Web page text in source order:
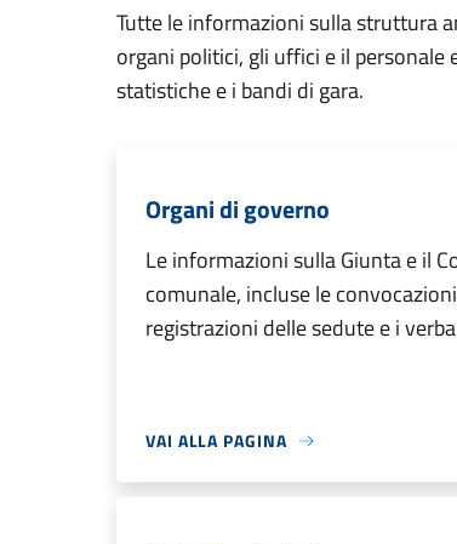
Tutte le informazioni sulla struttura
organi politici, gli uffici e il
statistiche e i bandi di gara.
Organi di governo
Le informazioni sulla Giunta e il
comunale, incluse le
registrazioni delle sedute e i
VAI ALLA PAGINA